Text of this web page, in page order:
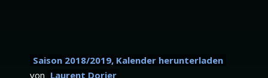
Saison 2018/2019, Kalender herunterladen
von Laurent Dorier